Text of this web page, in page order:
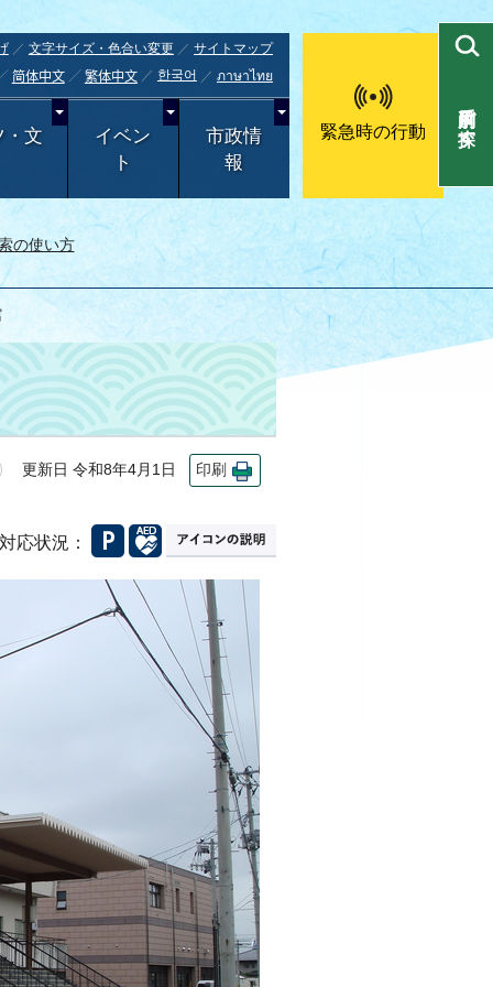
文字サイズ・色合い変更
サイトマップ
简体中文
繁体中文 한국어 ภาษาไทย
・文
イベン
ト
市政情
報
緊急時の行動
の使い方
目的別で探す
更新日 令和8年4月1日 印刷
応状況：